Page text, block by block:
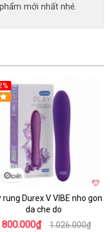
mới nhất nhé.
rung Durex V VIBE nho gon
da che do
800.000₫ 1.026.000₫